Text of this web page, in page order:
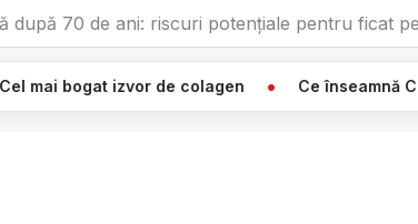
după 70 de ani: riscuri potențiale pentru ficat
de colagen Ce înseamnă Când Vezi O